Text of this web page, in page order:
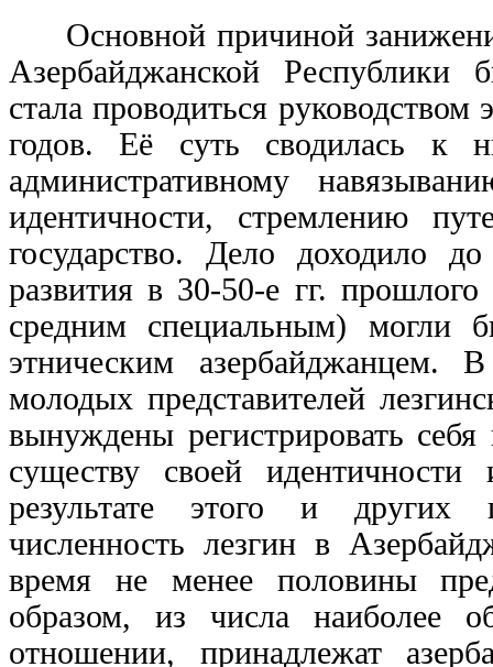
Основной причиной
Азербайджанской Республики
стала проводиться
годов. Её суть сводилась к
административному
идентичности, стремлению
государство. Дело доходило
развития в 30-50-е гг.
средним специальным) могли
этническим азербайджанцем.
молодых представителей
вынуждены регистрировать себя
существу своей
результате этого и других
численность лезгин в
время не менее половины
образом, из числа наиболее
отношении, принадлежат